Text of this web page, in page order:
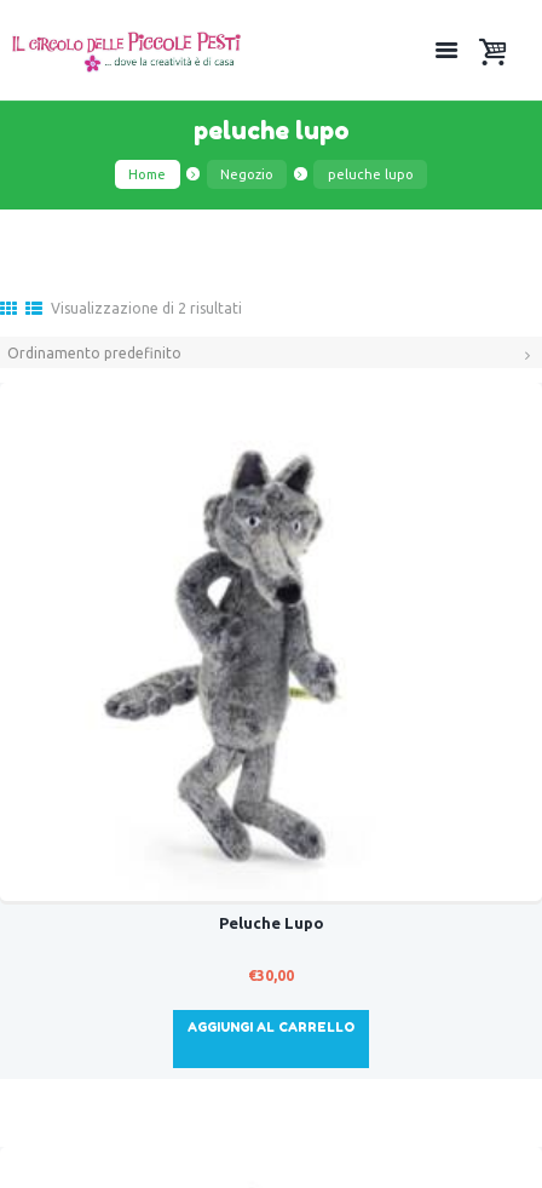
peluche lupo
Home Negozio peluche lupo
Visualizzazione di 2 risultati
Peluche Lupo
€30,00
AGGIUNGI AL CARRELLO